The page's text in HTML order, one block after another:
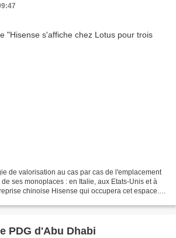
de valorisation au cas par cas de l'emplacement
ses monoplaces : en Italie, aux Etats-Unis et à
chinoise Hisense qui occupera cet espace.
PDG d'Abu Dhabi